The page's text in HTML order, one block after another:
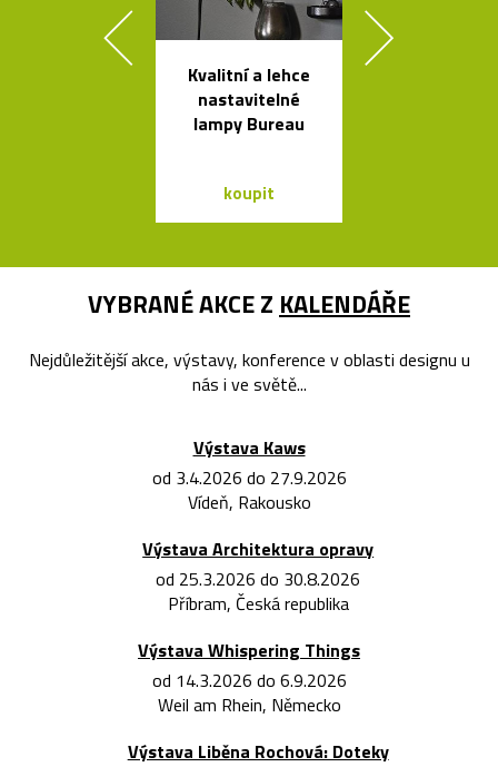
Kvalitní a lehce
nastavitelné
lampy Bureau
koupit
VYBRANÉ AKCE Z KALENDÁŘE
Nejdůležitější akce, výstavy, konference v oblasti designu u
nás i ve světě...
Výstava Kaws
od 3.4.2026 do 27.9.2026
Vídeň, Rakousko
Výstava Architektura opravy
od 25.3.2026 do 30.8.2026
Příbram, Česká republika
Výstava Whispering Things
od 14.3.2026 do 6.9.2026
Weil am Rhein, Německo
Výstava Liběna Rochová: Doteky